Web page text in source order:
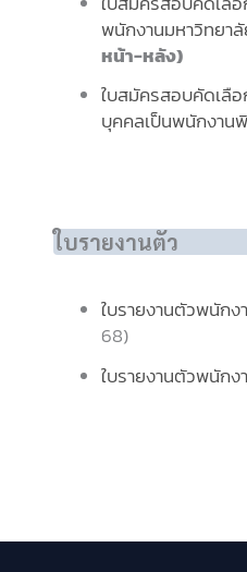
พนักงานมหาวิทยา
หน้า-หลัง)
ใบสมัครสอบคัดเลื
บุคคลเป็นพนักงาน
ใบรายงานตัว
ใบรายงานตัวพนักง
68)
ใบรายงานตัวพนัก